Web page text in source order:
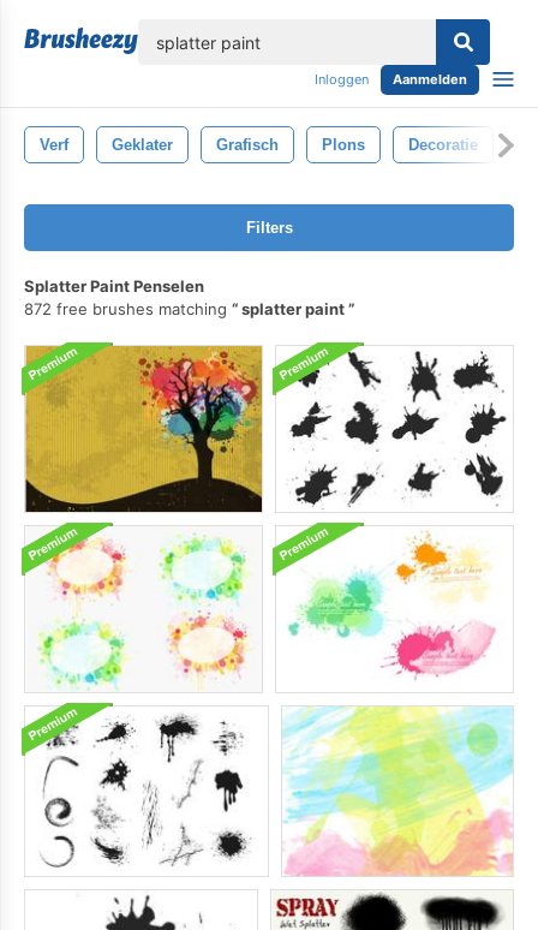
Inloggen Aanmelden
Verf Geklater Grafisch Plons Decoratie
Filters
Splatter Paint Penselen
872 free brushes matching
splatter paint